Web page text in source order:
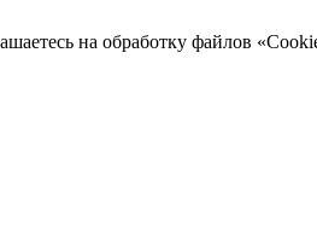
на обработку файлов